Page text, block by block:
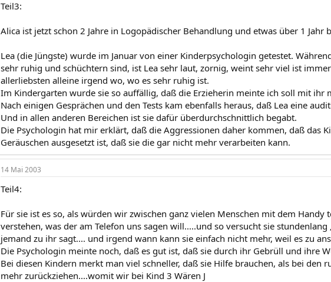
Teil3:
Alica ist jetzt schon 2 Jahre in Logopädischer Behandlung und etwas über 1 Jahr
Lea (die Jüngste) wurde im Januar von einer Kinderpsychologin getestet.
sehr ruhig und schüchtern sind, ist Lea sehr laut, zornig, weint sehr viel ist
allerliebsten alleine irgend wo, wo es sehr ruhig ist.
Im Kindergarten wurde sie so auffällig, daß die Erzieherin meinte ich soll mit ihr
Nach einigen Gesprächen und den Tests kam ebenfalls heraus, daß Lea eine
Und in allen anderen Bereichen ist sie dafür überdurchschnittlich begabt.
Die Psychologin hat mir erklärt, daß die Aggressionen daher kommen, daß das
Geräuschen ausgesetzt ist, daß sie die gar nicht mehr verarbeiten kann.
14 Mai 2003
Teil4:
Für sie ist es so, als würden wir zwischen ganz vielen Menschen mit dem Handy
verstehen, was der am Telefon uns sagen will.....und so versucht sie stundenlang
jemand zu ihr sagt.... und irgend wann kann sie einfach nicht mehr, weil es zu
Die Psychologin meinte noch, daß es gut ist, daß sie durch ihr Gebrüll und ihre
Bei diesen Kindern merkt man viel schneller, daß sie Hilfe brauchen, als bei den
mehr zurückziehen....womit wir bei Kind 3 Wären J